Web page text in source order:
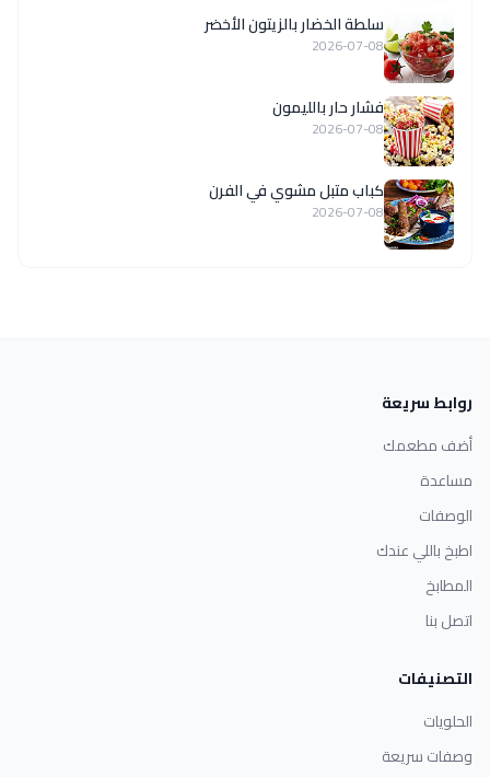
سلطة الخضار بالزيتون الأخضر
2026-07-08
فشار حار بالليمون
2026-07-08
كباب متبل مشوي في الفرن
2026-07-08
روابط سريعة
أضف مطعمك
مساعدة
الوصفات
اطبخ باللي عندك
المطابخ
اتصل بنا
التصنيفات
الحلويات
وصفات سريعة